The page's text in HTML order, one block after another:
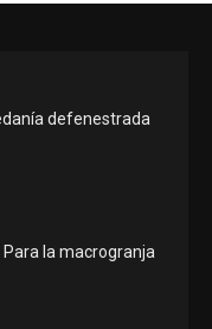
defenestrada
Para la macrogranja